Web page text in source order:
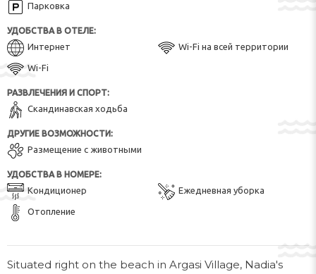
Парковка
УДОБСТВА В ОТЕЛЕ:
Интернет Wi-Fi на всей территории
Wi-Fi
РАЗВЛЕЧЕНИЯ И СПОРТ:
Скандинавская ходьба
ДРУГИЕ ВОЗМОЖНОСТИ:
Размещение с животными
УДОБСТВА В НОМЕРЕ:
Кондиционер Ежедневная уборка
Отопление
Situated right on the beach in Argasi Village, Nadia's